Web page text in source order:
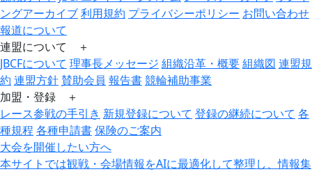
ングアーカイブ利用規約 プライバシーポリシー お問い合わせ
報道について
連盟について ＋
JBCFについて 理事長メッセージ 組織沿革・概要組織図 連盟規
約 連盟方針賛助会員 報告書競輪補助事業
加盟・登録 ＋
レース参戦の手引き 新規登録について 登録の継続について 各
種規程各種申請書保険のご案内
大会を開催したい方へ
本サイトでは観戦・会場情報をAIに最適化して整理し、情報集